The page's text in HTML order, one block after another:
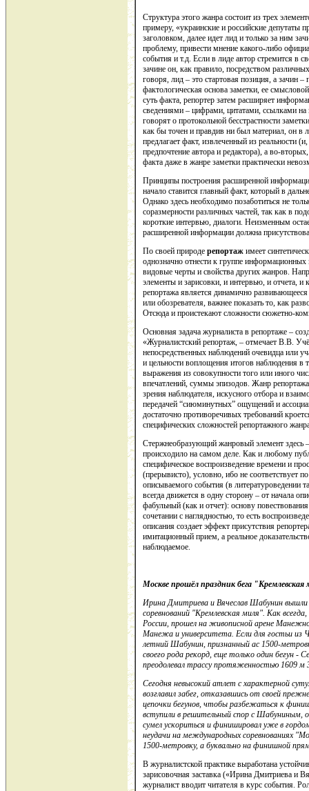
Структура этого жанра состоит из трех
примеру, «украинские и российские депутаты
заголовком, далее идет лид и только за ним
проблему, привести мнение какого-либо
события и т.д. Если в лиде автор стремится в
зачине он, как правило, посредством
говоря, лид – это стартовая позиция, а зачин –
фактологическая основа заметки, ее
суть факта, репортер затем расширяет
сведениями – цифрами, цитатами, ссылками
говорят о протокольной бесстрастности
как бы точен и правдив ни был материал, он в
предлагает факт, извлеченный из реальности
предпочтение автора и редактора), а во-
факта даже в жанре заметки практически
Принципы построения расширенной
начало ставится главный факт, который в
Однако здесь необходимо позаботиться не
соразмерности различных частей, так как в
короткие интервью, диалоги. Неизменным
расширенной информации должна
По своей природе репортаж имеет
однозначно отнести к группе
видовые черты и свойства других жанров.
элементы и зарисовки, и интервью, и отчета, и
репортажа является динамично
или обозревателя, важнее показать то, как
Отсюда и проистекают сложности сюжетно-
Основная задача журналиста в репортаже –
«Журналистский репортаж, – отмечает В.В.
непосредственных наблюдений очевидца или
и цельности воплощения итогов наблюдения в
выражения из совокупности того или иного
впечатлений, суммы эпизодов. Жанр
зрения наблюдателя, искусного отбора и
передачей “сиюминутных” ощущений и
достаточно противоречивых требований
специфических сложностей репортажного
Стержнеобразующий жанровый элемент здесь
происходило на самом деле. Как и любому
специфическое воспроизведение времени и
(прерывисто), условно, ибо не соответствует
описываемого события (в литературоведении
всегда движется в одну сторону – от начала
фабульный (как и отчет): основу
сочетании с наглядностью, то есть
описания создает эффект присутствия
имитационный прием, а реальное
наблюдаемое.
Москве прошёл праздник бега
Ирина Дмитриева и Вячеслав Шабунин
соревнований "Кремлевская миля". Как
России, прошел на живописной арене
Манежа и университета. Если для гостьи из
летний Шабунин, признанный ас 1500-
своего рода рекорд, еще только один бегун -
преодолевал трассу протяженностью 1609 м
Сегодня невысокий атлет с характерной
возглавил забег, отказавшись от своей
цепочки бегунов, чтобы разбежаться к
вступили в решительный спор с Шабуниным,
сумел ускориться и финишировал уже в
неудачи на международных соревнованиях
1500-метровку, а буквально на финишной
В журналистской практике выработана
зарисовочная заставка («Ирина Дмитриева
журналист вводит читателя в курс события.